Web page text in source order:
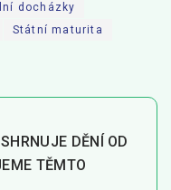
docházky
Státní maturita
DĚNÍ OD
TĚMTO